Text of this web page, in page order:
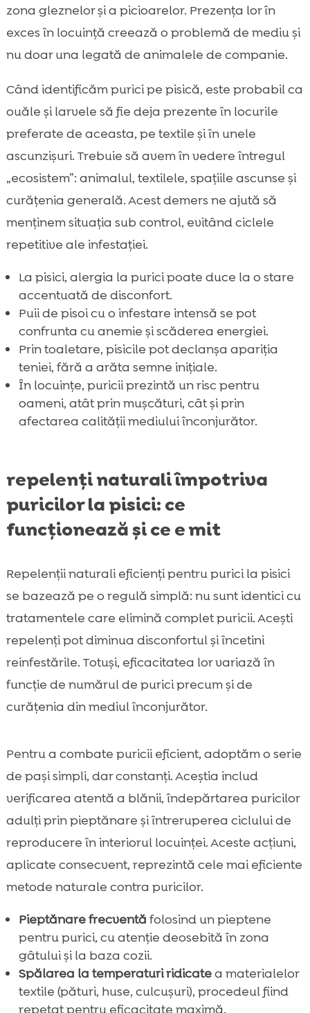
zona gleznelor și a picioarelor. Prezența lor în
exces în locuință creează o problemă de mediu și
nu doar una legată de animalele de companie.
Când identificăm purici pe pisică, este probabil ca
ouăle și larvele să fie deja prezente în locurile
preferate de aceasta, pe textile și în unele
ascunzișuri. Trebuie să avem în vedere întregul
„ecosistem”: animalul, textilele, spațiile ascunse și
curățenia generală. Acest demers ne ajută să
menținem situația sub control, evitând ciclele
repetitive ale infestației.
La pisici, alergia la purici poate duce la o stare
accentuată de disconfort.
Puii de pisoi cu o infestare intensă se pot
confrunta cu anemie și scăderea energiei.
Prin toaletare, pisicile pot declanșa apariția
teniei, fără a arăta semne inițiale.
În locuințe, puricii prezintă un risc pentru
oameni, atât prin mușcături, cât și prin
afectarea calității mediului înconjurător.
repelenți naturali împotriva
puricilor la pisici: ce
funcționează și ce e mit
Repelenții naturali eficienți pentru purici la pisici
se bazează pe o regulă simplă: nu sunt identici cu
tratamentele care elimină complet puricii. Acești
repelenți pot diminua disconfortul și încetini
reinfestările. Totuși, eficacitatea lor variază în
funcție de numărul de purici precum și de
curățenia din mediul înconjurător.
Pentru a combate puricii eficient, adoptăm o serie
de pași simpli, dar constanți. Aceștia includ
verificarea atentă a blănii, îndepărtarea puricilor
adulți prin pieptănare și întreruperea ciclului de
reproducere în interiorul locuinței. Aceste acțiuni,
aplicate consecvent, reprezintă cele mai eficiente
metode naturale contra puricilor.
Pieptănare frecventă folosind un pieptene
pentru purici, cu atenție deosebită în zona
gâtului și la baza cozii.
Spălarea la temperaturi ridicatea materialelor
textile (pături, huse, culcușuri), procedeul fiind
repetat pentru eficacitate maximă.